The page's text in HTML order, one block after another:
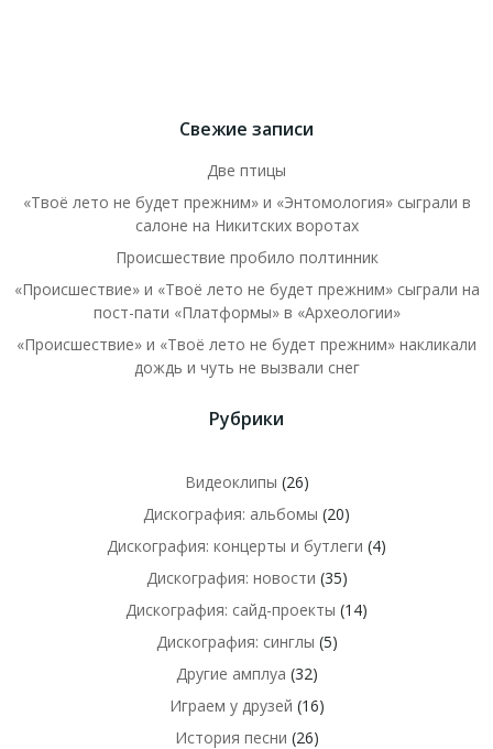
Свежие записи
Две птицы
«Твоё лето не будет прежним» и «Энтомология» сыграли в
салоне на Никитских воротах
Происшествие пробило полтинник
«Происшествие» и «Твоё лето не будет прежним» сыграли на
пост-пати «Платформы» в «Археологии»
«Происшествие» и «Твоё лето не будет прежним» накликали
дождь и чуть не вызвали снег
Рубрики
Видеоклипы (26)
Дискография: альбомы (20)
Дискография: концерты и бутлеги (4)
Дискография: новости (35)
Дискография: сайд-проекты (14)
Дискография: синглы (5)
Другие амплуа (32)
Играем у друзей (16)
История песни (26)